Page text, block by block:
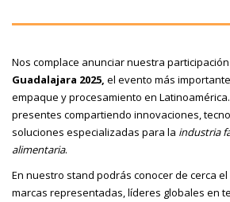
Nos complace anunciar nuestra
Guadalajara 2025, el evento más
empaque y procesamiento en
presentes compartiendo innovaciones,
soluciones especializadas para la industria
alimentaria.
En nuestro stand podrás conocer de cerca
marcas representadas, líderes globales en